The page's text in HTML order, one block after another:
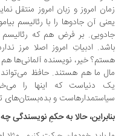
امروز و زبان امروز منتقل نماییم و
آن جادو‌ها را با رئالیسم
بر فرض هم که رئالیسم
ادبیاتِ امروز اصلا مرز ندارد.
خیر، نویسنده آلمانی‌ها هم هستم.
ما هم هستند. حافظ می‌تواند
دنیاست که اینها را می‌خواند؛
و بده‌بستان‌های تجاری.
حالا به حکمِ نویسندگی چه